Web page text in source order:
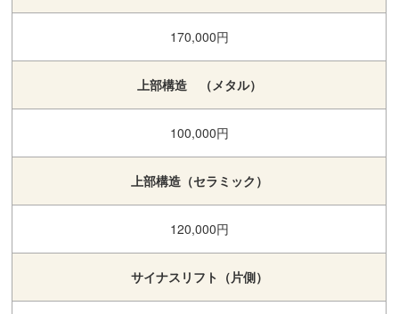
170,000円
上部構造 （メタル）
100,000円
上部構造（セラミック）
120,000円
サイナスリフト（片側）